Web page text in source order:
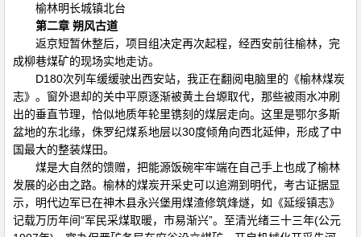
榆林明长城镇北台
第二章 朔风古道
返京短暂休整后，项目组决定再次起程，经西安前往榆林，完
成柳巷煤矿的现场实地走访。
D180次列车缓缓驶出西安站，我正在翻阅电脑里的《榆林煤炭
志》。窗外退却的关中平原逐渐被黄土台塬取代，那些被雨水冲刷
出的垂直节理，恰似地质年轮里镌刻的煤层走向。这里是鄂尔多斯
盆地的东北缘，侏罗纪煤系地层以30度倾角向西北延伸，形成了中
国最大的整装煤田。
煤是大自然的馈赠，把能源饭碗牢牢端在自己手上也成了榆林
发展的必由之路。榆林的煤炭开采史可以追溯到明代，考古证据显
示，明代边军已在神木县永兴堡用煤渣修筑烽燧，如《延绥镇志》
记载万历年间“军民采煤取暖，市易渐兴”。至清光绪三十三年(公元